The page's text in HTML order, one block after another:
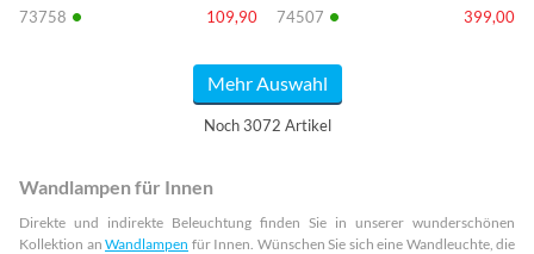
73758 • 109,90 74507 • 399,00
Mehr Auswahl
Noch 3072 Artikel
Wandlampen für Innen
Direkte und indirekte Beleuchtung finden Sie in unserer wunderschönen
Kollektion an Wandlampen für Innen. Wünschen Sie sich eine Wandleuchte, die